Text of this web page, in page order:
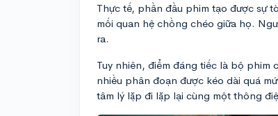
Thực tế, phần đầu phim tạo được sự
mối quan hệ chồng chéo giữa họ.
ra.
Tuy nhiên, điểm đáng tiếc là bộ
nhiều phân đoạn được kéo dài quá
tâm lý lặp đi lặp lại cùng một thông